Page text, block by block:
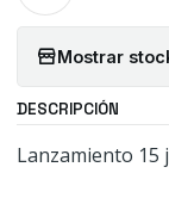
Mostrar
DESCRIPCIÓN
Lanzamiento 15